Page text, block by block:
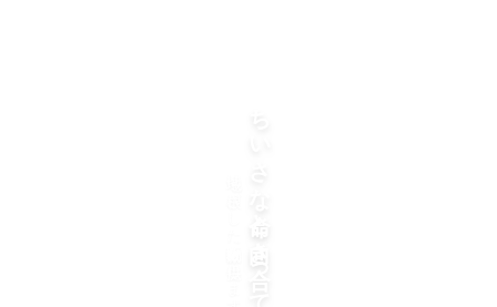
ちいさな命と向き合って三十年